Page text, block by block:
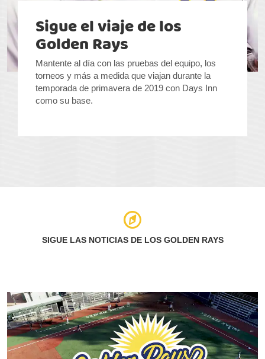
Sigue el viaje de los
Golden Rays
Mantente al día con las pruebas del equipo, los
torneos y más a medida que viajan durante la
temporada de primavera de 2019 con Days Inn
como su base.
SIGUE LAS NOTICIAS DE LOS GOLDEN RAYS